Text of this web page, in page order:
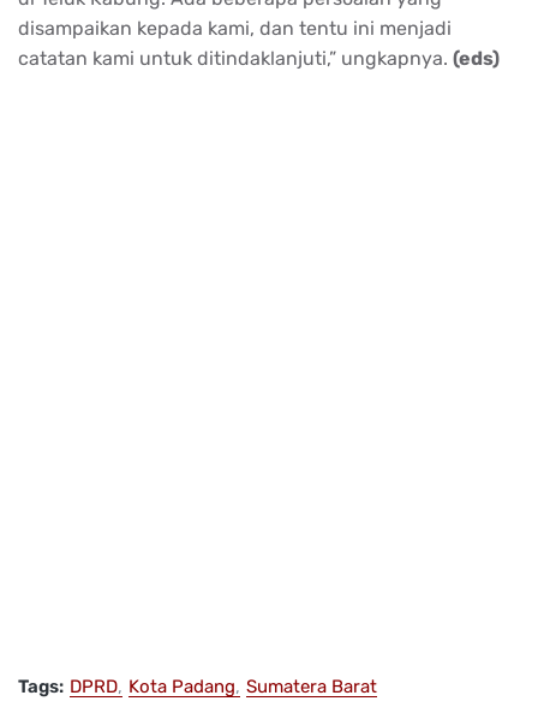
disampaikan kepada kami, dan tentu ini menjadi
catatan kami untuk ditindaklanjuti,” ungkapnya. (eds)
Tags: DPRD Kota Padang Sumatera Barat